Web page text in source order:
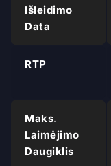
Išleidimo
Data
RTP
Maks.
Laimėjimo
Daugiklis